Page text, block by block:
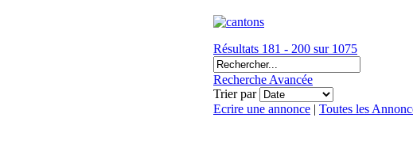
Résultats 181 - 200 sur 1075
Recherche Avancée
Trier par
Ecrire une annonce | Toutes les